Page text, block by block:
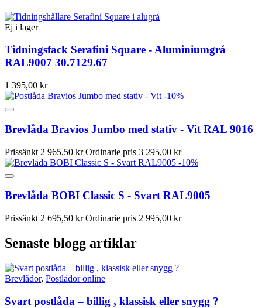
Ej i lager
Tidningsfack Serafini Square - Aluminiumgrå
RAL9007 30.7129.67
1 395,00 kr
-10%
Brevlåda Bravios Jumbo med stativ - Vit RAL 9016
Prissänkt 2 965,50 kr Ordinarie pris 3 295,00 kr
-10%
Brevlåda BOBI Classic S - Svart RAL9005
Prissänkt 2 695,50 kr Ordinarie pris 2 995,00 kr
Senaste blogg artiklar
Brevlådor, Postlådor online
Svart postlåda – billig , klassisk eller snygg ?